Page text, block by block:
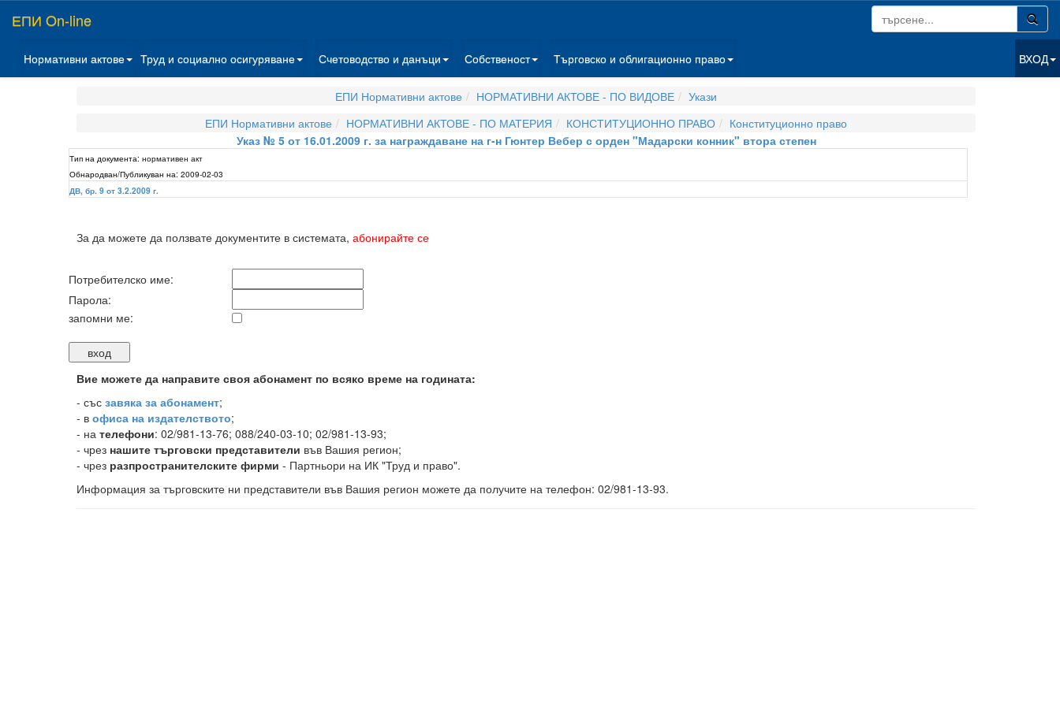
ЕПИ On-line
Нормативни актове Труд и социално осигуряване Счетоводство и данъци Собственост Търговско и облигационно право ВХОД
ЕПИ Нормативни актове НОРМАТИВНИ АКТОВЕ - ПО ВИДОВЕ
Укази
ЕПИ Нормативни актове
НОРМАТИВНИ АКТОВЕ - ПО МАТЕРИЯ КОНСТИТУЦИОННО ПРАВО
Конституционно право
Указ № 5 от 16.01.2009 г. за награждаване на г-н Гюнтер Вебер с орден "Мадарски конник" втора степен
Тип на документа: нормативен акт
Обнародван/Публикуван на: 2009-02-03
ДВ, бр. 9 от 3.2.2009 г.
За да можете да ползвате документите в системата, абонирайте се
Потребителско име:
Парола:
запомни ме:
Вие можете да направите своя абонамент по всяко време на годината:
- със завяка за абонамент;
- в офиса на издателството;
- на телефони: 02/981-13-76; 088/240-03-10; 02/981-13-93;
- чрез нашите търговски представители във Вашия регион;
- чрез разпространителските фирми - Партньори на ИК "Труд и право".
Информация за търговските ни представители във Вашия регион можете да получите на телефон: 02/981-13-93.